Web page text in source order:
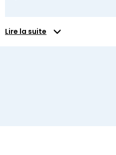
Lire la suite